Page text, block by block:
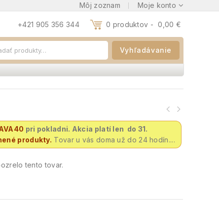
Môj zoznam Moje konto
+421 905 356 344 0 produktov - 0,00 €
Vyhľadávanie
pri pokladni. Akcia platí len do 31.
produkty. Tovar u vás doma už do 24 hodín....
tento tovar.